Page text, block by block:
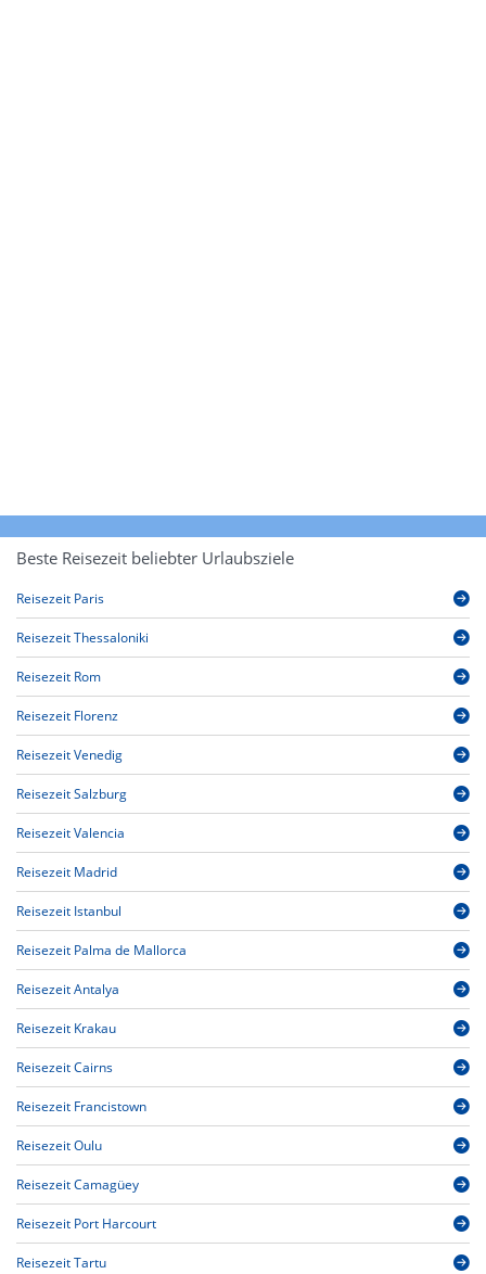
Beste Reisezeit beliebter Urlaubsziele
Reisezeit Paris
Reisezeit Thessaloniki
Reisezeit Rom
Reisezeit Florenz
Reisezeit Venedig
Reisezeit Salzburg
Reisezeit Valencia
Reisezeit Madrid
Reisezeit Istanbul
Reisezeit Palma de Mallorca
Reisezeit Antalya
Reisezeit Krakau
Reisezeit Cairns
Reisezeit Francistown
Reisezeit Oulu
Reisezeit Camagüey
Reisezeit Port Harcourt
Reisezeit Tartu